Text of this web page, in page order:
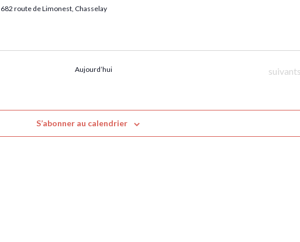
682 route de Limonest, Chasselay
Aujourd’hui suivants
S’abonner au calendrier